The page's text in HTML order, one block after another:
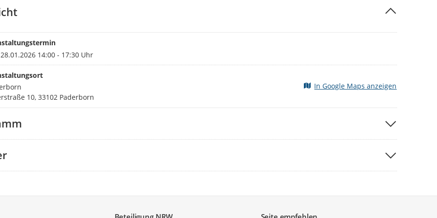
14:00 - 17:30 Uhr
10, 33102 Paderborn
In Google Maps anzeigen